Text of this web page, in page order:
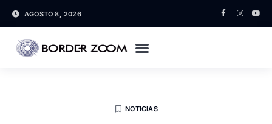
AGOSTO 8, 2026
NOTICIAS